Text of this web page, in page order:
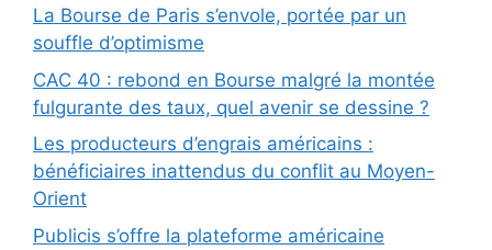
La Bourse de Paris s’envole, portée par un
souffle d’optimisme
CAC 40 : rebond en Bourse malgré la montée
fulgurante des taux, quel avenir se dessine ?
Les producteurs d’engrais américains :
bénéficiaires inattendus du conflit au Moyen-
Orient
Publicis s’offre la plateforme américaine